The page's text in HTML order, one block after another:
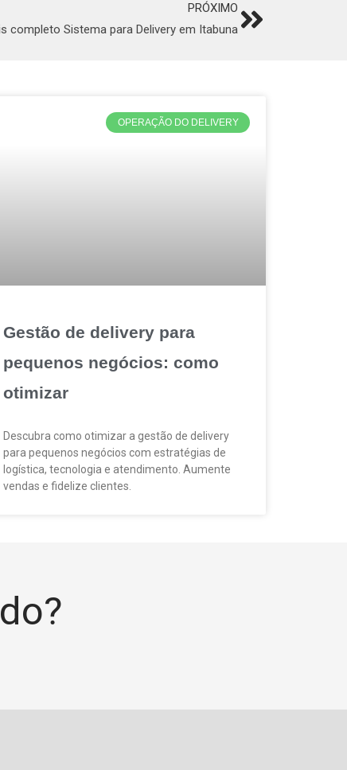
PRÓXIMO
completo Sistema para Delivery em Itabuna Next
OPERAÇÃO DO DELIVERY
Gestão de delivery para
pequenos negócios: como
otimizar
Descubra como otimizar a gestão de delivery
para pequenos negócios com estratégias de
logística, tecnologia e atendimento. Aumente
vendas e fidelize clientes.